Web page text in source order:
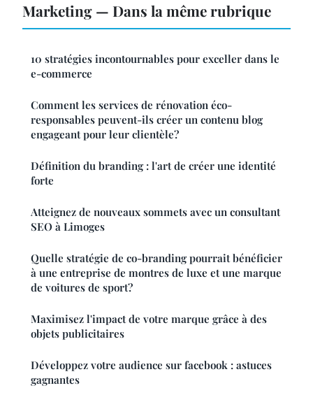
Marketing — Dans la même rubrique
10 stratégies incontournables pour exceller dans le
e-commerce
Comment les services de rénovation éco-
responsables peuvent-ils créer un contenu blog
engageant pour leur clientèle?
Définition du branding : l'art de créer une identité
forte
Atteignez de nouveaux sommets avec un consultant
SEO à Limoges
Quelle stratégie de co-branding pourrait bénéficier
à une entreprise de montres de luxe et une marque
de voitures de sport?
Maximisez l'impact de votre marque grâce à des
objets publicitaires
Développez votre audience sur facebook : astuces
gagnantes